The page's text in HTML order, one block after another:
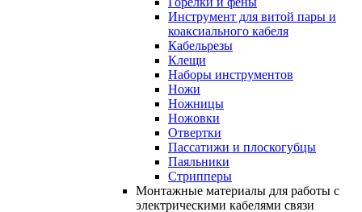
Инструмент для витой пары и
коаксиального кабеля
Кабельрезы
Клещи
Наборы инструментов
Ножи
Ножницы
Ножовки
Отвертки
Пассатижи и плоскогубцы
Паяльники
Стрипперы
Монтажные материалы для работы с
электрическими кабелями связи